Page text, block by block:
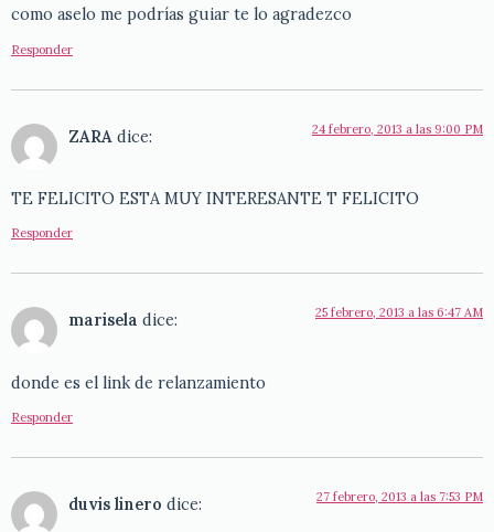
como aselo me podrías guiar te lo agradezco
Responder
ZARA dice: 24 febrero, 2013 a las 9:00 PM
TE FELICITO ESTA MUY INTERESANTE T FELICITO
Responder
marisela dice: 25 febrero, 2013 a las 6:47 AM
donde es el link de relanzamiento
Responder
duvis linero dice: 27 febrero, 2013 a las 7:53 PM